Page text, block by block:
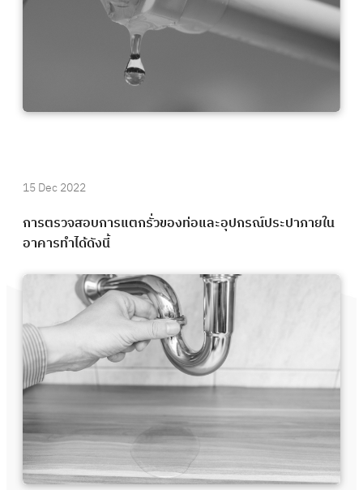
15 Dec 2022
การตรวจสอบการแตกรั่วของท่อและอุปกรณ์ประปาภายใน
อาคารทำได้ดังนี้